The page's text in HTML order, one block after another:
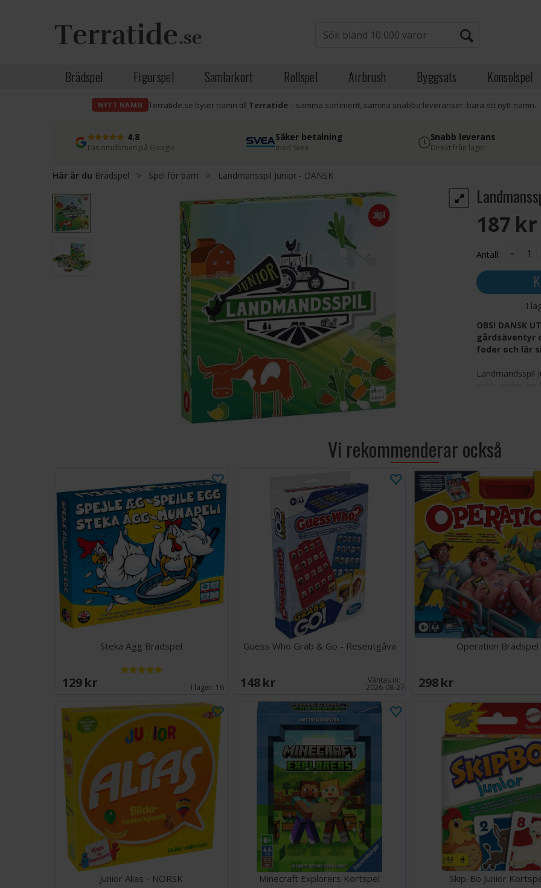
Brädspel Figurspel Samlarkort Rollspel Airbrush Byggsats Konsolspel
NYTT NAMN Terratide.se byter namn till Terratide– samma sortiment, samma snabba leveranser, bara ett nytt namn.
4.8
Läs omdömen på Google
Säker betalning
med Svea
Snabb leverans
Direkt från lager
Här är du Brädspel > Spel för barn > Landmansspil Junior - DANSK
187 SEK
Antall: -
I
OBS! DANSK
gårdsäventyr
foder och lär
Landmandsspil
enkla regler,
gården.
hantera några
Samla in
Kasta
Främjar
Roliga
Enkelt
Landmandsspil
charmigt spel
djur att ta hand
en rolig och
kan njuta av
Antal spelare:
Ålder: 4+
Vi rekommenderar också
Steka Ägg Brädspel
129 SEK I lager: 16
Guess Who Grab & Go - Reseutgåva
148 SEK Väntas in:
2026-08-27
Operation Brädspel
298 SEK
Junior Alias - NORSK Minecraft Explorers Kortspel Skip-Bo Junior